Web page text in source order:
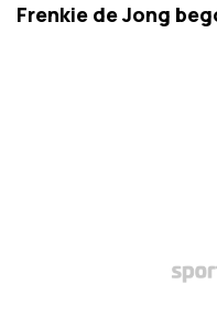
Frenkie de Jong